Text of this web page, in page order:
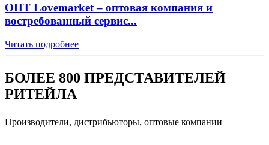
ОПТ Lovemarket – оптовая компания и
востребованный сервис...
Читать подробнее
БОЛЕЕ 800 ПРЕДСТАВИТЕЛЕЙ
РИТЕЙЛА
Производители, дистрибьюторы, оптовые компании